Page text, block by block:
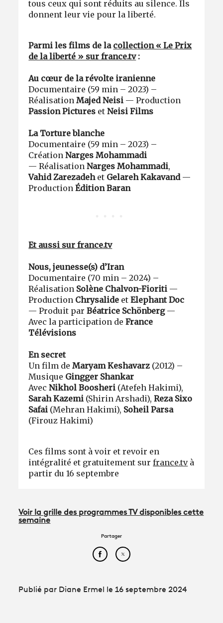
tous ceux qui sont réduits au silence. Ils
donnent leur vie pour la liberté.
Parmi les films de la collection « Le Prix
de la liberté » sur france.tv:
Au cœur de la révolte iranienne
Documentaire (59 min – 2023) –
RéalisationMajed Neisi — Production
Passion Pictures etNeisi Films
La Torture blanche
Documentaire (59 min – 2023) –
CréationNarges Mohammadi
— RéalisationNarges Mohammadi,
Vahid Zarezadehet Gelareh Kakavand—
ProductionÉdition Baran
Et aussi sur france.tv
Nous, jeunesse(s) d’Iran
Documentaire (70 min – 2024) –
Réalisation Solène Chalvon-Fioriti —
Production Chrysalide etElephant Doc
— Produit parBéatrice Schönberg—
Avec la participation deFrance
Télévisions
En secret
Un film deMaryam Keshavarz (2012) –
Musique Gingger Shankar
AvecNikhol Boosheri (Atefeh Hakimi),
Sarah Kazemi (Shirin Arshadi),Reza Sixo
Safai (Mehran Hakimi), Soheil Parsa
(Firouz Hakimi)
Ces films sont à voir et revoir en
intégralité et gratuitement surfrance.tvà
partir du 16 septembre
Voir la grille des programmes TV disponibles cette
semaine
Partager
Partager cet article sur
Partager cet article sur
Publié par Diane Ermel le 16 septembre 2024